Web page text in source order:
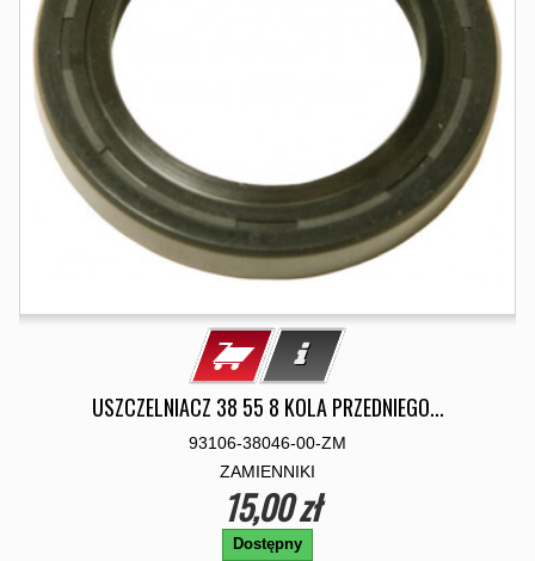
USZCZELNIACZ 38 55 8 KOLA PRZEDNIEGO...
93106-38046-00-ZM
ZAMIENNIKI
15,00 zł
Dostępny